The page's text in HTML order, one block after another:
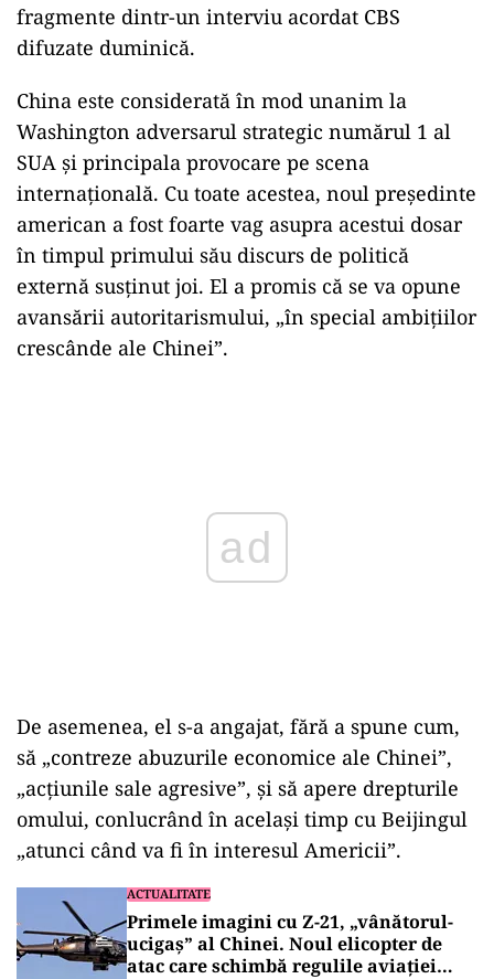
fragmente dintr-un interviu acordat CBS
difuzate duminică.
China este considerată în mod unanim la
Washington adversarul strategic numărul 1 al
SUA şi principala provocare pe scena
internaţională. Cu toate acestea, noul preşedinte
american a fost foarte vag asupra acestui dosar
în timpul primului său discurs de politică
externă susţinut joi. El a promis că se va opune
avansării autoritarismului, „în special ambiţiilor
crescânde ale Chinei”.
ad
De asemenea, el s-a angajat, fără a spune cum,
să „contreze abuzurile economice ale Chinei”,
„acţiunile sale agresive”, şi să apere drepturile
omului, conlucrând în acelaşi timp cu Beijingul
„atunci când va fi în interesul Americii”.
ACTUALITATE
Primele imagini cu Z-21, „vânătorul-
ucigaș” al Chinei. Noul elicopter de
atac care schimbă regulile aviației